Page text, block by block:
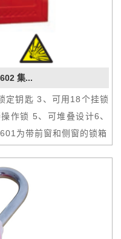
集...
定钥匙 3、可用18个挂锁
作锁 5、可堆叠设计6、
为带前窗和侧窗的锁箱